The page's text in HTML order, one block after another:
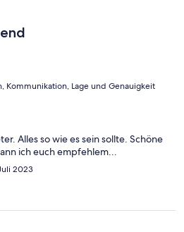
Kommunikation, Lage und Genauigkeit
Alles so wie es sein sollte. Schöne
ich euch empfehlem...
2023